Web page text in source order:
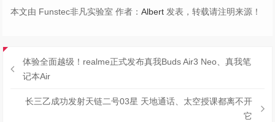
本文由 Funstec非凡实验室 作者：Albert 发表，转载请注明来源！
体验全面越级！realme正式发布真我Buds Air3 Neo、真我笔
记本Air
长三乙成功发射天链二号03星 天地通话、太空授课都离不开
它